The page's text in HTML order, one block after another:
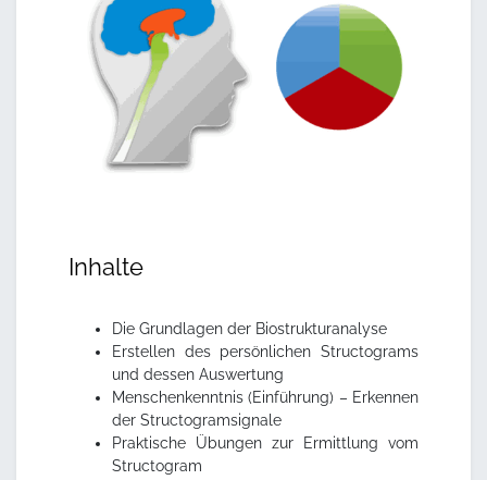
Inhalte
Die Grundlagen der Biostrukturanalyse
Erstellen des persönlichen Structograms
und dessen Auswertung
Menschenkenntnis (Einführung) – Erkennen
der Structogramsignale
Praktische Übungen zur Ermittlung vom
Structogram